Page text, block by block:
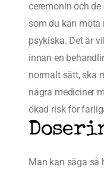
ceremonin och
som du kan möta
psykiska. Det är
innan en
normalt sätt, ska
några mediciner
ökad risk för
Man kan säga så